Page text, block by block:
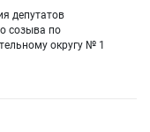
депутатов
созыва по
округу № 1